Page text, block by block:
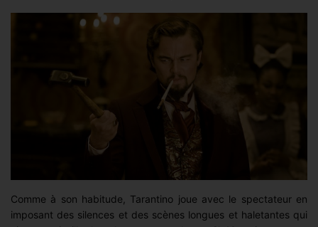
Comme à son habitude, Tarantino joue avec le spectateur en
imposant des silences et des scènes longues et haletantes qui